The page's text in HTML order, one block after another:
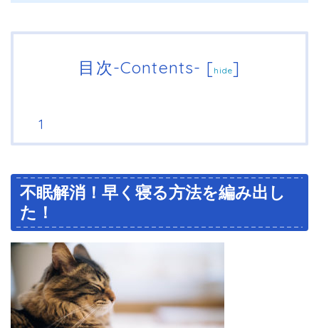
目次-Contents- [hide]
不眠解消！早く寝る方法を編み出し
た！